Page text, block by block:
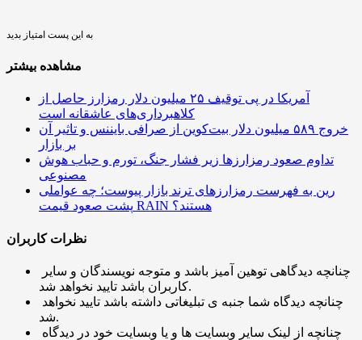
به این پست امتیاز بدید
مشاهده بیشتر
آمریکا در پی توقیف ۲۵ میلیون دلار رمزارز حاصل از
کلاهبرداری‌های عاشقانه است
خروج ۵۸۹ میلیون دلار بیت‌کوین از صرافی بایننس و تاثیر آن
بر بازار
تداوم صعود رمزارزها زیر فشار جنگ، تورم و حباب هوش
مصنوعی
رین به فهرست رمزارزهای ترند بازار پیوست؛ چه عواملی
پشت صعود قیمت RAIN هستند؟
نظرات کاربران
کاربران باشد تایید نخواهد شد.
شد.